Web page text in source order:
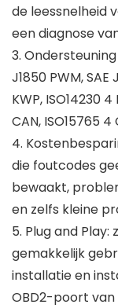
de leessnelheid
een diagnose
3.
J1850 PWM, SAE
KWP, ISO14230
CAN, ISO15765 4
4.
die foutcodes
bewaakt,
en zelfs kleine
5. Plug and
gemakkelijk
installatie en
OBD2-poort